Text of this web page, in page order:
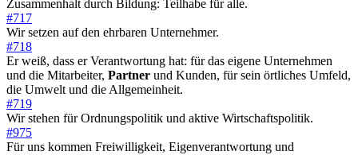
Zusammenhalt durch Bildung: Teilhabe für alle.
#717
Wir setzen auf den ehrbaren Unternehmer.
#718
Er weiß, dass er Verantwortung hat: für das eigene Unternehmen
und die Mitarbeiter, Partner und Kunden, für sein örtliches Umfeld,
die Umwelt und die Allgemeinheit.
#719
Wir stehen für Ordnungspolitik und aktive Wirtschaftspolitik.
#975
Für uns kommen Freiwilligkeit, Eigenverantwortung und